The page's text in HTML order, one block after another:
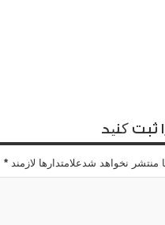
ثبت کنید
نخواهد شدعلامتدارها لازمند *